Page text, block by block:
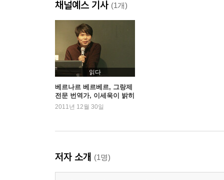
채널예스 기사 (1개)
읽다
베르나르 베르베르, 그랑제
전문 번역가, 이세욱이 밝히
는 번역의 비법?!
2011년 12월 30일
저자 소개 (1명)